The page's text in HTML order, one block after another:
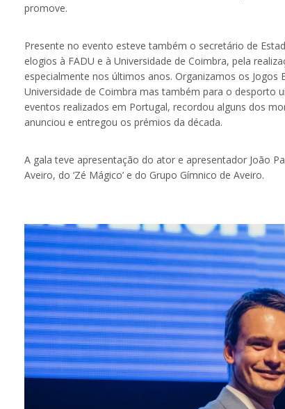
promove.
Presente no evento esteve também o secretário de
elogios à FADU e à Universidade de Coimbra, pela
especialmente nos últimos anos. Organizamos os
Universidade de Coimbra mas também para o desporto
eventos realizados em Portugal, recordou alguns dos
anunciou e entregou os prémios da década.
A gala teve apresentação do ator e apresentador João
Aveiro, do ‘Zé Mágico’ e do Grupo Gímnico de Aveiro.